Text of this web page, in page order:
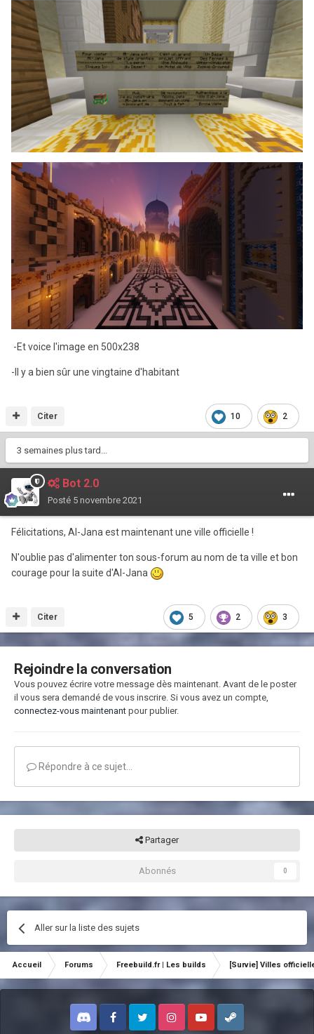
-Et voice l'image en 500x238
-Il y a bien sûr une vingtaine d'habitant
10 2
Citer
3 semaines plus tard...
Bot 2.0
Posté 5 novembre 2021
Félicitations, Al-Jana est maintenant une ville officielle !
N'oublie pas d'alimenter ton sous-forum au nom de ta ville et bon
courage pour la suite d'Al-Jana
5 2 3
Citer
Rejoindre la conversation
Vous pouvez écrire votre message dès maintenant. Avant de le poster
il vous sera demandé de vous inscrire. Si vous avez un compte,
connectez-vous maintenant pour publier.
Répondre à ce sujet…
Partager
Abonnés 0
Aller sur la liste des sujets
Accueil Forums Freebuild.fr | Les builds [Survie] Villes
Discord FacebookTwitter InstagramYoutubeSteam